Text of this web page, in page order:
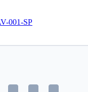
001-SP